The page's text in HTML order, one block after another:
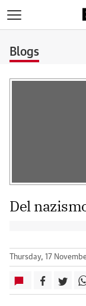
Blogs
Del
Thursday, 17